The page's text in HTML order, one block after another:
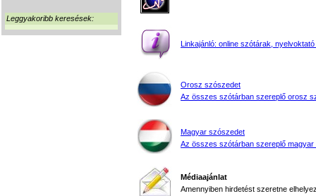
Leggyakoribb keresések:
Linkajánló: online szótárak, nyelvoktató
Orosz szószedet
Az összes szótárban szereplő orosz
Magyar szószedet
Az összes szótárban szereplő magyar
Médiaajánlat
Amennyiben hirdetést szeretne